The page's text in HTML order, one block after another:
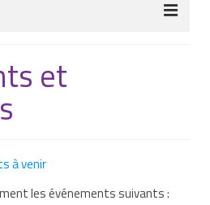
nos valeurs
et
à venir
les événements suivants :